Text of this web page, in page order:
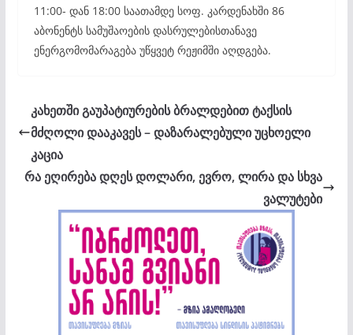
11:00- დან 18:00 საათამდე სოფ. კარდენახში 86
აბონენტს სამუშაოების დასრულებისთანავე
ენერგომომარაგება უწყვეტ რეჟიმში აღდგება.
კახეთში გაუპატიურების ბრალდებით ტაქსის
მძღოლი დააკავეს – დაზარალებული უცხოელი
კაცია
რა ეღირება დღეს დოლარი, ევრო, ლირა და სხვა
ვალუტები